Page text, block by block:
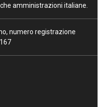
amministrazioni italiane.
numero registrazione